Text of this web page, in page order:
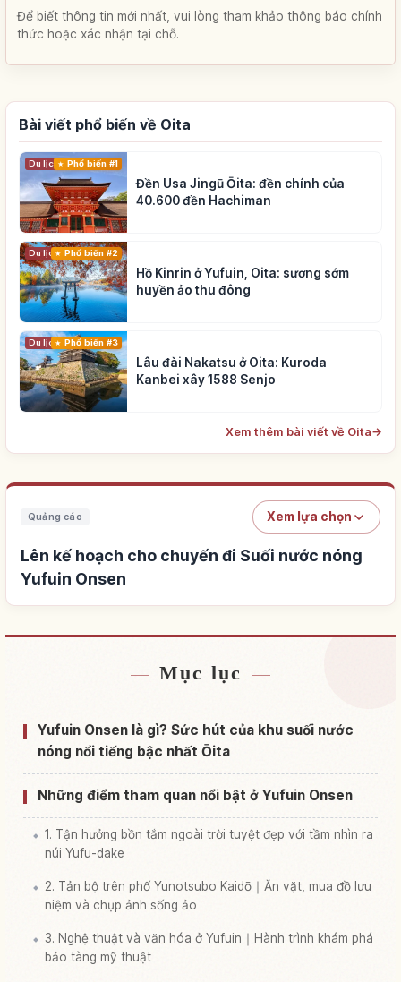
Để biết thông tin mới nhất, vui lòng tham khảo thông báo chính
thức hoặc xác nhận tại chỗ.
Bài viết phổ biến về Oita
Du lịch Phổ biến #1
Đền Usa Jingū Ōita: đền chính của
40.600 đền Hachiman
Du lịch Phổ biến #2
Hồ Kinrin ở Yufuin, Oita: sương sớm
huyền ảo thu đông
Du lịch Phổ biến #3
Lâu đài Nakatsu ở Oita: Kuroda
Kanbei xây 1588 Senjo
Xem thêm bài viết về Oita→
Quảng cáo Xem lựa chọn
Lên kế hoạch cho chuyến đi Suối nước nóng
Yufuin Onsen
Tìm chỗ ở gần Suối nước nóng Yufuin Onsen
Tìm trải nghiệm tại Suối nước nóng Yufuin Onsen
Mục lục
Yufuin Onsen là gì? Sức hút của khu suối nước
nóng nổi tiếng bậc nhất Ōita
Những điểm tham quan nổi bật ở Yufuin Onsen
1. Tận hưởng bồn tắm ngoài trời tuyệt đẹp với tầm nhìn ra
núi Yufu-dake
2. Tản bộ trên phố Yunotsubo Kaidō｜Ăn vặt, mua đồ lưu
niệm và chụp ảnh sống ảo
3. Nghệ thuật và văn hóa ở Yufuin｜Hành trình khám phá
bảo tàng mỹ thuật